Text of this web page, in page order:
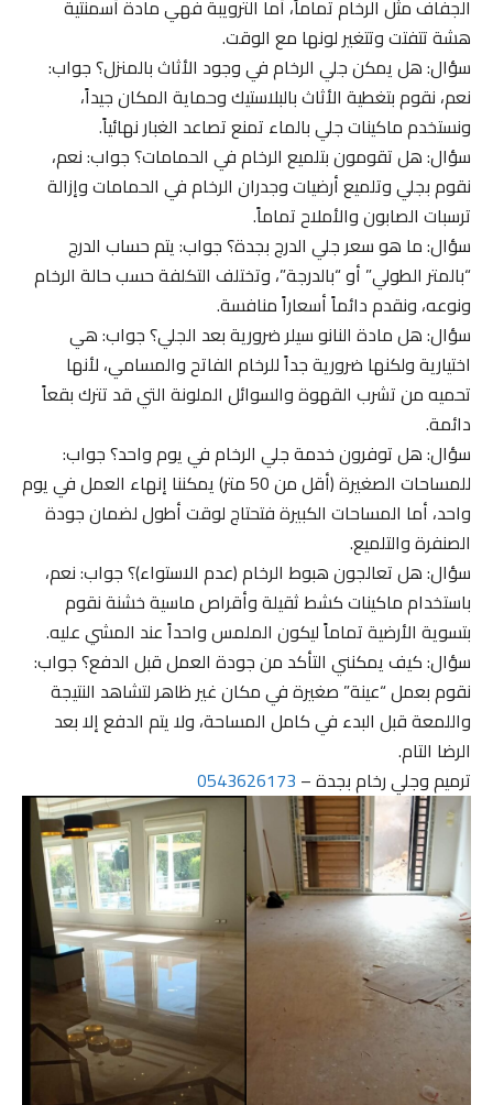
الجفاف مثل الرخام تماماً، أما الترويبة فهي مادة أسمنتية
هشة تتفتت وتتغير لونها مع الوقت.
سؤال: هل يمكن جلي الرخام في وجود الأثاث بالمنزل؟ جواب:
نعم، نقوم بتغطية الأثاث بالبلاستيك وحماية المكان جيداً،
ونستخدم ماكينات جلي بالماء تمنع تصاعد الغبار نهائياً.
سؤال: هل تقومون بتلميع الرخام في الحمامات؟ جواب: نعم،
نقوم بجلي وتلميع أرضيات وجدران الرخام في الحمامات وإزالة
ترسبات الصابون والأملاح تماماً.
سؤال: ما هو سعر جلي الدرج بجدة؟ جواب: يتم حساب الدرج
“بالمتر الطولي” أو “بالدرجة”، وتختلف التكلفة حسب حالة الرخام
ونوعه، ونقدم دائماً أسعاراً منافسة.
سؤال: هل مادة النانو سيلر ضرورية بعد الجلي؟ جواب: هي
اختيارية ولكنها ضرورية جداً للرخام الفاتح والمسامي، لأنها
تحميه من تشرب القهوة والسوائل الملونة التي قد تترك بقعاً
دائمة.
سؤال: هل توفرون خدمة جلي الرخام في يوم واحد؟ جواب:
للمساحات الصغيرة (أقل من 50 متر) يمكننا إنهاء العمل في يوم
واحد، أما المساحات الكبيرة فتحتاج لوقت أطول لضمان جودة
الصنفرة والتلميع.
سؤال: هل تعالجون هبوط الرخام (عدم الاستواء)؟ جواب: نعم،
باستخدام ماكينات كشط ثقيلة وأقراص ماسية خشنة نقوم
بتسوية الأرضية تماماً ليكون الملمس واحداً عند المشي عليه.
سؤال: كيف يمكنني التأكد من جودة العمل قبل الدفع؟ جواب:
نقوم بعمل “عينة” صغيرة في مكان غير ظاهر لتشاهد النتيجة
واللمعة قبل البدء في كامل المساحة، ولا يتم الدفع إلا بعد
الرضا التام.
ترميم وجلي رخام بجدة –0543626173